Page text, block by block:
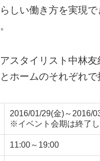
しい働き方を実現
スタイリスト中林
ホームのそれぞれで
2016/01/29(金)～2016/
※イベント会期は終了
11:00～19:00